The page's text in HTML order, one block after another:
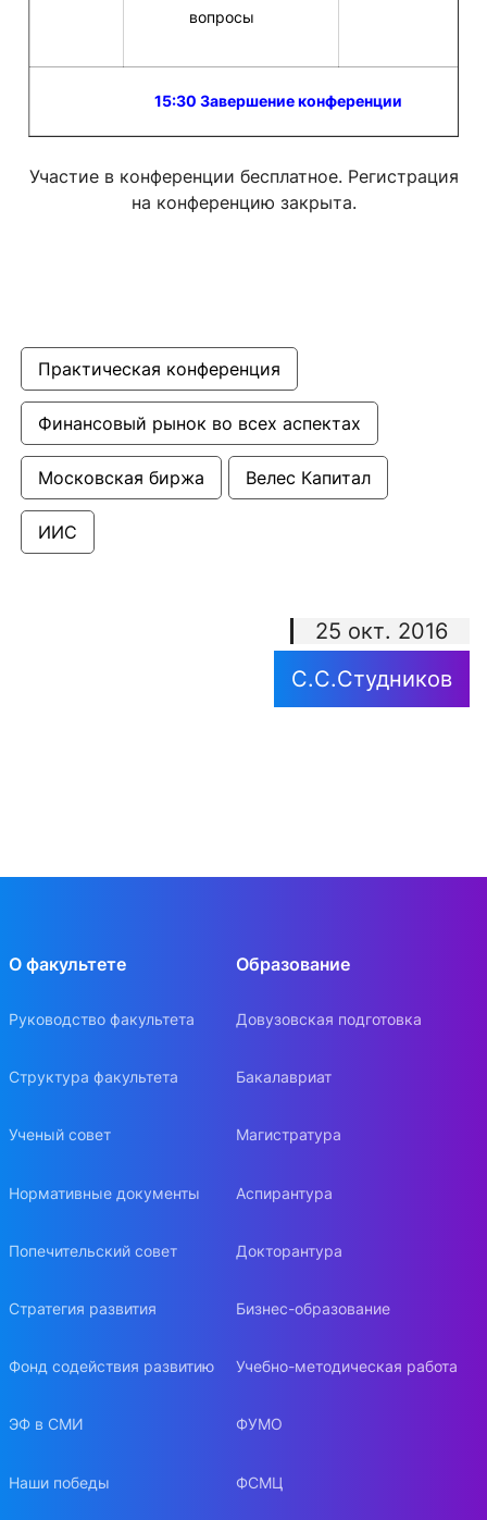
вопросы
15:30 Завершение конференции
Участие в конференции бесплатное. Регистрация
на конференцию закрыта.
Практическая конференция
Финансовый рынок во всех аспектах
Московская биржа Велес Капитал
ИИС
25 окт. 2016
С.С.Студников
О факультете
Руководство факультета
Структура факультета
Ученый совет
Нормативные документы
Попечительский совет
Стратегия развития
Фонд содействия развитию
ЭФ в СМИ
Наши победы
Образование
Довузовская подготовка
Бакалавриат
Магистратура
Аспирантура
Докторантура
Бизнес-образование
Учебно-методическая работа
ФУМО
ФСМЦ